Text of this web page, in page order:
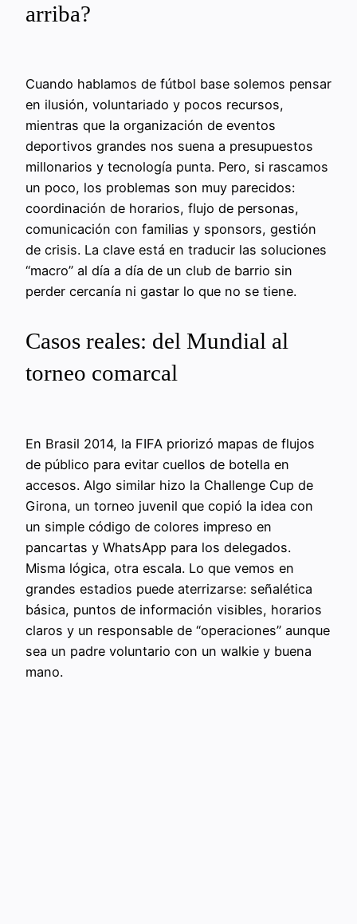
arriba?
Cuando hablamos de fútbol base solemos pensar
en ilusión, voluntariado y pocos recursos,
mientras que la organización de eventos
deportivos grandes nos suena a presupuestos
millonarios y tecnología punta. Pero, si rascamos
un poco, los problemas son muy parecidos:
coordinación de horarios, flujo de personas,
comunicación con familias y sponsors, gestión
de crisis. La clave está en traducir las soluciones
“macro” al día a día de un club de barrio sin
perder cercanía ni gastar lo que no se tiene.
Casos reales: del Mundial al
torneo comarcal
En Brasil 2014, la FIFA priorizó mapas de flujos
de público para evitar cuellos de botella en
accesos. Algo similar hizo la Challenge Cup de
Girona, un torneo juvenil que copió la idea con
un simple código de colores impreso en
pancartas y WhatsApp para los delegados.
Misma lógica, otra escala. Lo que vemos en
grandes estadios puede aterrizarse: señalética
básica, puntos de información visibles, horarios
claros y un responsable de “operaciones” aunque
sea un padre voluntario con un walkie y buena
mano.